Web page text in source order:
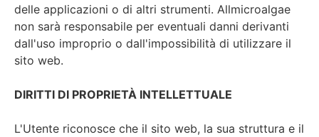
delle applicazioni o di altri strumenti. Allmicroalgae
non sarà responsabile per eventuali danni derivanti
dall'uso improprio o dall'impossibilità di utilizzare il
sito web.
DIRITTI DI PROPRIETÀ INTELLETTUALE
L'Utente riconosce che il sito web, la sua struttura e il